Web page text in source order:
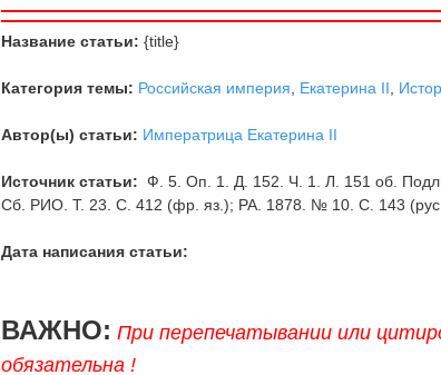
Название статьи: {title}
Категория темы: Российская империя, Екатерина II,
Автор(ы) статьи: Императрица Екатерина II
Источник статьи: Ф. 5. Оп. 1. Д. 152. Ч. 1. Л. 151 об.
Сб. РИО. Т. 23. С. 412 (фр. яз.); РА. 1878. № 10. С. 143
Дата написания статьи:
ВАЖНО: При перепечатывании или
обязательна !